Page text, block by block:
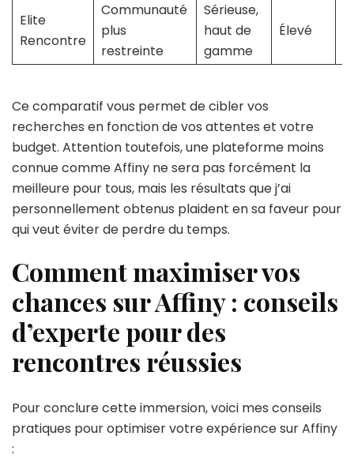
Elite
Rencontre
Communauté
plus
restreinte
Sérieuse,
haut de
gamme
Élevé
Ce comparatif vous permet de cibler vos
recherches en fonction de vos attentes et votre
budget. Attention toutefois, une plateforme moins
connue comme Affiny ne sera pas forcément la
meilleure pour tous, mais les résultats que j’ai
personnellement obtenus plaident en sa faveur pour
qui veut éviter de perdre du temps.
Comment maximiser vos
chances sur Affiny : conseils
d’experte pour des
rencontres réussies
Pour conclure cette immersion, voici mes conseils
pratiques pour optimiser votre expérience sur Affiny
: